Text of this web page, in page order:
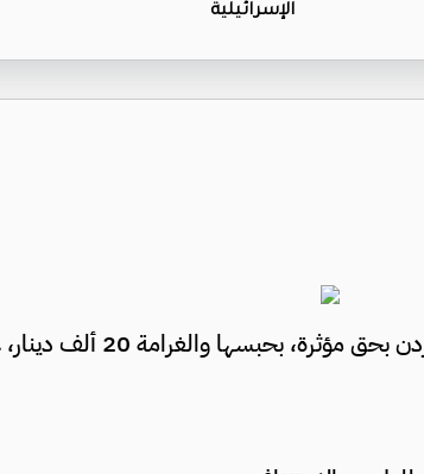
الإسرائيلية
صدر حكم قضائي غيابي في الأردن بحق